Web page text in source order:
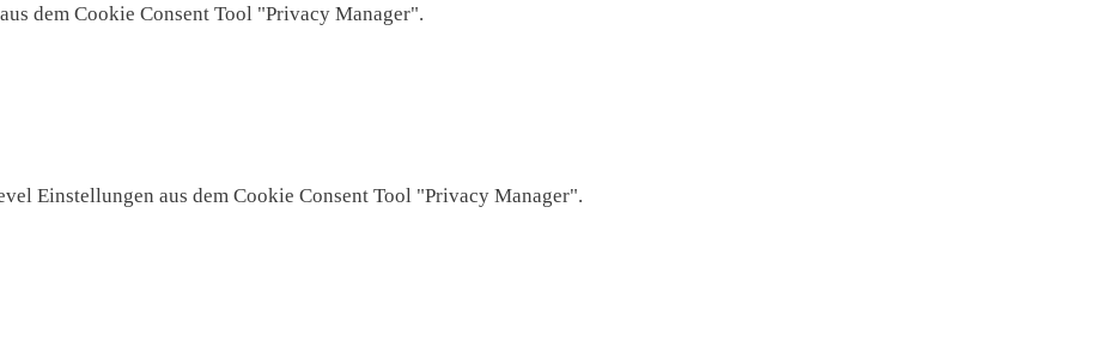
dem Cookie Consent Tool "Privacy Manager".
Einstellungen aus dem Cookie Consent Tool "Privacy Manager".